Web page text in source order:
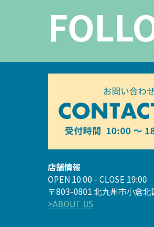
店舗情報
OPEN 10:00 - CLOSE 19:00
〒803-0801 北九州市小倉
>ABOUT US